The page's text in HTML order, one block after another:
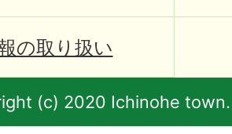
の取り扱い
(c) 2020 Ichinohe